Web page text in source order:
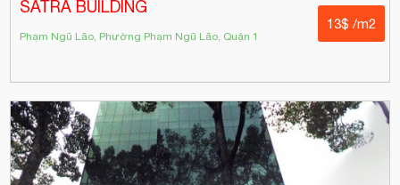
SATRA BUILDING
Phạm Ngũ Lão, Phường Phạm Ngũ Lão, Quận 1
13$ /m2